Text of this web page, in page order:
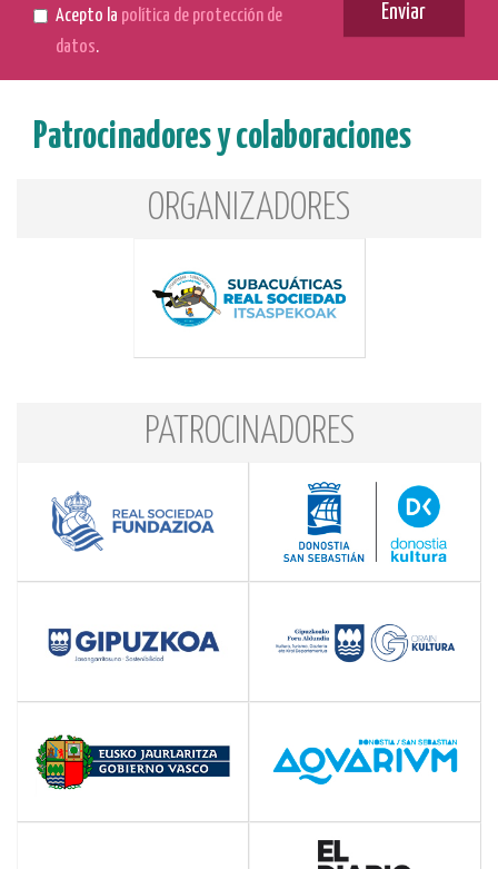
Acepto la política de protección de
datos.
Enviar
Patrocinadores y colaboraciones
ORGANIZADORES
PATROCINADORES